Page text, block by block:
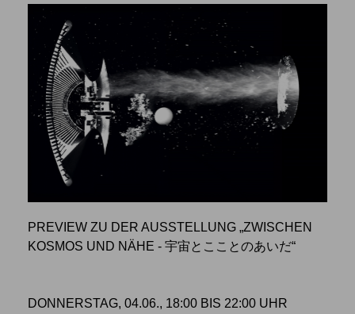
PREVIEW ZU DER AUSSTELLUNG „ZWISCHEN
KOSMOS UND NÄHE - 宇宙とこことのあいだ“
DONNERSTAG, 04.06., 18:00 BIS 22:00 UHR